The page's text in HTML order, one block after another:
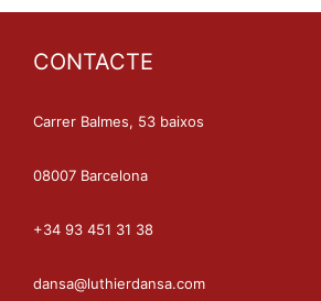
CONTACTE
Carrer Balmes, 53 baixos
08007 Barcelona
+34 93 451 31 38
dansa@luthierdansa.com